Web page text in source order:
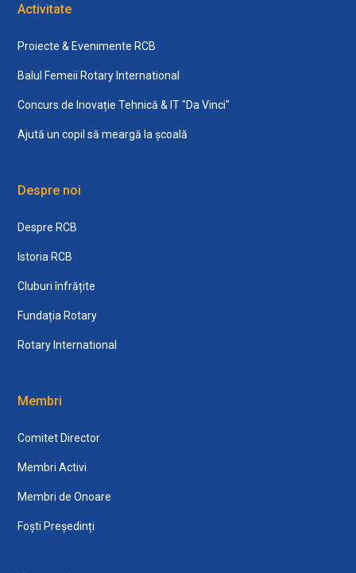
Activitate
Proiecte & Evenimente RCB
Balul Femeii Rotary International
Concurs de Inovație Tehnică & IT "Da Vinci"
Ajută un copil să meargă la școală
Despre noi
Despre RCB
Istoria RCB
Cluburi înfrățite
Fundația Rotary
Rotary International
Membri
Comitet Director
Membri Activi
Membri de Onoare
Foști Președinți